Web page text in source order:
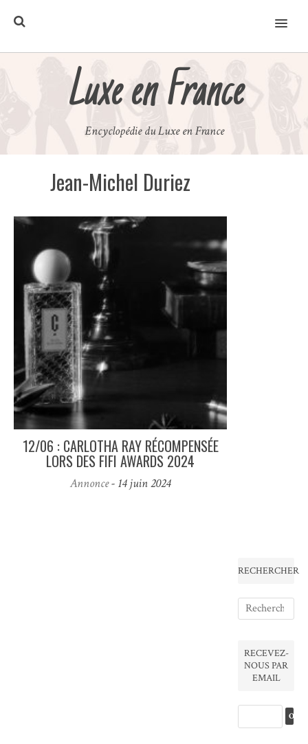
MENU
Luxe en France
Encyclopédie du Luxe en France
Jean-Michel Duriez
12/06 : CARLOTHA RAY RÉCOMPENSÉE
LORS DES FIFI AWARDS 2024
Annonce- 14 juin 2024
RECHERCHER
RECEVEZ-
NOUS PAR
EMAIL